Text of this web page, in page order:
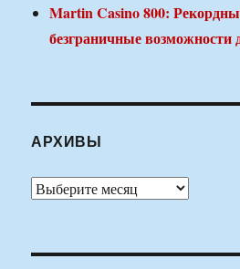
Martin Casino 800:
безграничные
АРХИВЫ
Архивы